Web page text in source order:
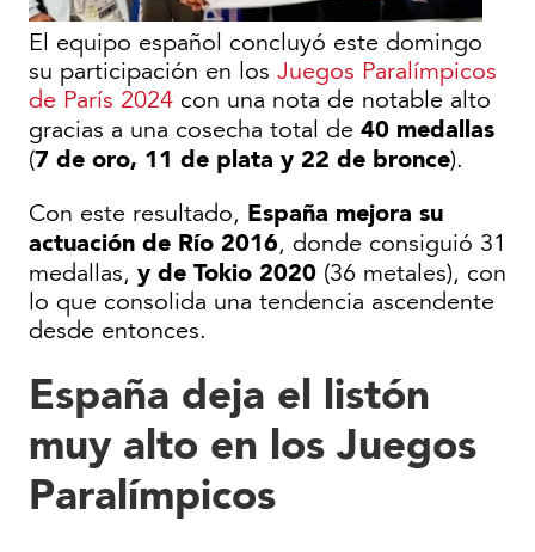
El equipo español concluyó este domingo
su participación en los Juegos Paralímpicos
de París 2024 con una nota de notable alto
gracias a una cosecha total de 40 medallas
(7 de oro, 11 de plata y 22 de bronce).
Con este resultado, España mejora su
actuación de Río 2016, donde consiguió 31
medallas, y de Tokio 2020 (36 metales), con
lo que consolida una tendencia ascendente
desde entonces.
España deja el listón
muy alto en los Juegos
Paralímpicos